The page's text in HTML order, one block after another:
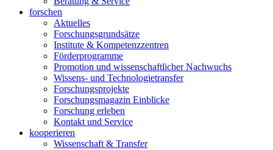
forschen
Aktuelles
Forschungsgrundsätze
Institute & Kompetenzzentren
Förderprogramme
Promotion und wissenschaftlicher Nachwuchs
Wissens- und Technologietransfer
Forschungsprojekte
Forschungsmagazin Einblicke
Forschung erleben
Kontakt und Service
kooperieren
Wissenschaft & Transfer